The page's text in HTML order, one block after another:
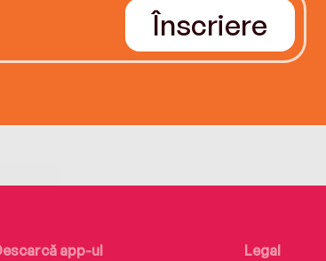
Înscriere
app-ul
Legal